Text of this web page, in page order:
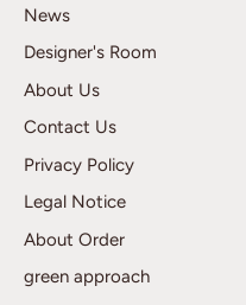
News
Designer's Room
About Us
Contact Us
Privacy Policy
Legal Notice
About Order
green approach